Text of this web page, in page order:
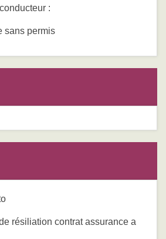
:
sans permis
résiliation contrat assurance a